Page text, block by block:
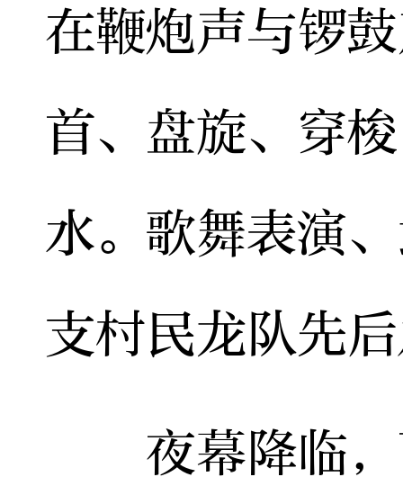
在鞭炮声与锣
首、盘旋、穿
水。歌舞表演
支村民龙队先
夜幕降临，